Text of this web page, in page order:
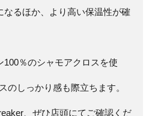
なるほか、より高い保温性が確
％のシャモアクロスを使
のしっかり感も際立ちます。
、ぜひ店頭にてご確認くだ